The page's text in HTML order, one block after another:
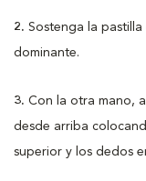
2. Sostenga la
dominante.
3. Con la otra mano,
desde arriba
superior y los dedos